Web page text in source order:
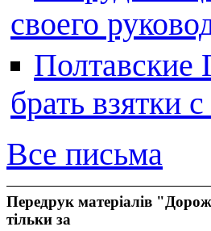
своего
Полтавские
брать взятки
Все письма
Передрук матеріалів
тільки за